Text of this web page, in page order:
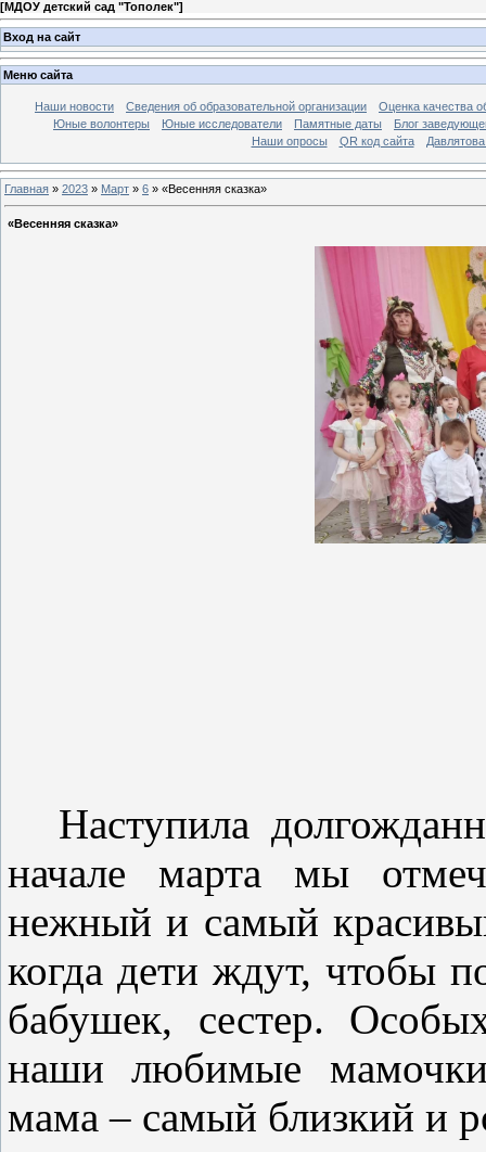
[МДОУ детский сад "Тополек"]
Вход на сайт
Меню сайта
Наши новости Сведения об образовательной организации
Оценка качества
Юные волонтеры
Юные исследователи Памятные даты
Блог
Наши опросы
QR код сайта
Главная » 2023 » Март » 6 » «Весенняя сказка»
«Весенняя сказка»
Наступила
начале марта мы
нежный и самый
когда дети ждут, чтобы
бабушек, сестер.
наши любимые
мама – самый близкий и